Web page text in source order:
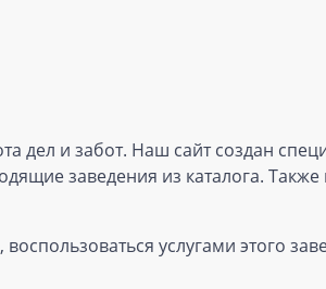
дел и забот. Наш сайт создан
заведения из каталога. Также
услугами этого